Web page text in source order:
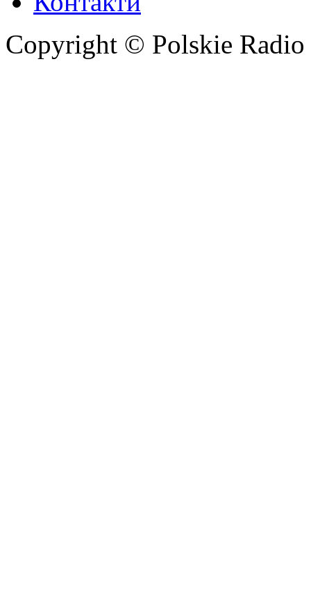
Copyright © Polskie